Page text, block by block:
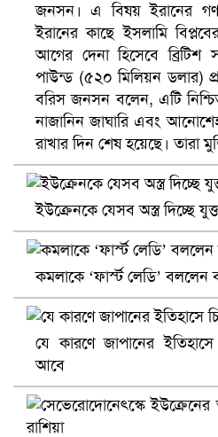
ভিউ বাড়াতে রাম দা হাতে
আ.লীগ ও জাপার ৯ নেতা কারাগারে
জনসন। এ বিষয় ইরানের
ইরানের কাছে ইসলামি
আগের দেনা হিসেবে
পাউন্ড (৫২০ মিলিয়ন ডলার)
বরিস জনসন বলেন, এটি
নাজানিন জাঘারি এবং
রাখার দিন শেষ হয়েছে। তারা
ইউক্রেনকে যেসব অস্ত্র দিচ্ছে
কমলাকে ‘ফার্স্ট লেডি’ বললেন
যে কারণে জাপানের
আবে